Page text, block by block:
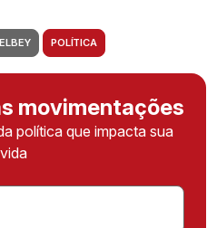
POLÍTICA
movimentações
política que impacta sua
vida